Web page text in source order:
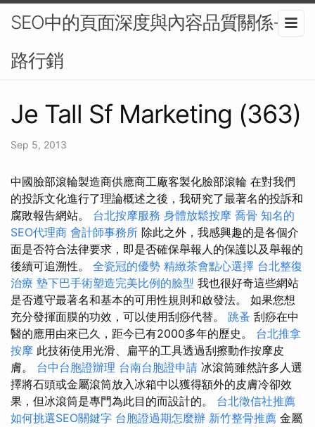
SEO中的頁面深度與內容品質關係-網
路行銷
Je Tall Sf Marketing (363)
Sep 5, 2013
中國臉部滾輪製造商供應商工廠客製化臉部滾輪 在對我們
的投訴文化進行了理論概述之後，我研究了最著名的投訴和
腐敗報告網站。 台北按摩服務 身體放鬆按摩 喬骨 知名的
SEO代理商 會計師事務所 除此之外，我感興趣的是各個介
面是否符合法律要求，即是否確保舉報人的保護以及舉報的
後續可追溯性。 全瓷冠的優勢 精緻茶會點心選擇 台北整復
治療 墊下巴手術塑造完美比例的臉型 我也很好奇這些網站
是否遵守最著名和基本的可用性規則和啟發法。 如果您想
充分發揮面膜的功效，可以使用刮痧代替。 跳蚤 刮痧在中
醫的應用由來已久，距今已有2000多年的歷史。 台北推拿
按摩 此技術使用光滑、扁平的工具透過刮擦動作按摩皮
膚。 台中台胞證辦理 台南台胞證申請 冰滾筒雖然許多人選
擇將石頭或金屬滾筒放入冰箱中以獲得額外的皮膚冷卻效
果，但冰滾筒是專門為此目的而設計的。 台北徵信社推薦
如何挑選SEO關鍵字 台胞證過期怎麼辦 新竹整骨推薦 金屬